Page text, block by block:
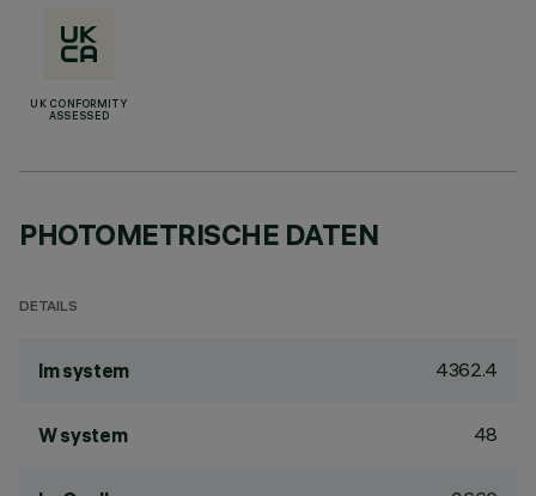
UK CONFORMITY
ASSESSED
PHOTOMETRISCHE DATEN
DETAILS
lm system 4362.4
W system 48